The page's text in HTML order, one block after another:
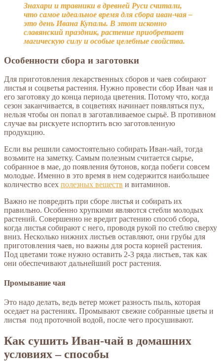
Знахари и травники в древней Руси считали,
что самое идеальное время для сбора иван-чая –
это день Ивана Купалы. В этот исконно
славянский праздник, растение приобретает
магическую силу и особые целебные свойства.
Особенности сбора и заготовки
Для приготовления лекарственных сборов и чаев собирают
листья и соцветья растения. Нужно провести сбор Иван чая и
его заготовку до конца периода цветения. Потому что, когда
сезон заканчивается, в соцветиях начинает появляться пух,
нельзя чтобы он попал в заготавливаемое сырьё. В противном
случае вы рискуете испортить всю заготовленную
продукцию.
Если вы решили самостоятельно собирать Иван-чай, тогда
возьмите на заметку. Самым полезным считается сырье,
собранное в мае, до появления бутонов, когда побеги совсем
молодые. Именно в это время в нем содержится наибольшее
количество всех полезных веществ и витаминов.
Важно не повредить при сборе листья и собирать их
правильно. Особенно хрупкими являются стебли молодых
растений. Совершенно не вредит растению способ сбора,
когда листья собирают с него, проводя рукой по стеблю сверху
вниз. Несколько нижних листьев оставляют, они грубы для
приготовления чаев, но важны для роста корней растения.
Под цветами тоже нужно оставить 2-3 ряда листьев, так как
они обеспечивают дальнейший рост растения.
Промывание чая
Это надо делать, ведь ветер может разность пыль, которая
оседает на растениях. Промывают свежие собранные цветы и
листья под проточной водой, после чего просушивают.
Как сушить Иван-чай в домашних
условиях – способы